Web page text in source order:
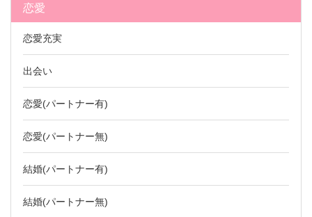
恋愛
恋愛充実
出会い
恋愛(パートナー有)
恋愛(パートナー無)
結婚(パートナー有)
結婚(パートナー無)